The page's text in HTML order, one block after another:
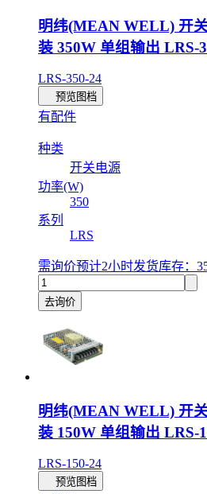
明纬(MEAN WELL) 开
装 350W 单组输出 LRS-
LRS-350-24
预览图档
有配件
种类
开关电源
功率(W)
350
系列
LRS
需询价预计2小时发货库存：
去询价
明纬(MEAN WELL) 开
装 150W 单组输出 LRS-
LRS-150-24
预览图档